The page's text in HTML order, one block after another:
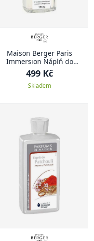
Maison Berger Paris
Immersion Náplň do
katalytické lampy Čerstvý
eukalyptus 500 ml
499 Kč
Skladem